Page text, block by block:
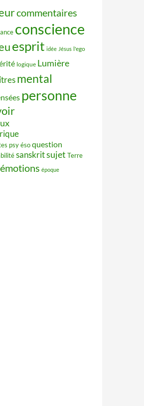
commentaires
conscience
esprit idée Jésus l'ego
logique Lumière
mental
personne
psy ésoquestion
sanskritsujet Terre
émotions époque